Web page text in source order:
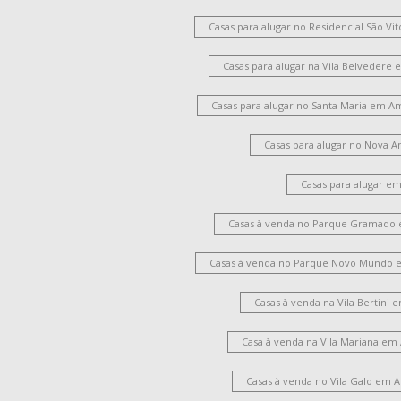
Casas para alugar no Residencial São
Casas para alugar na Vila Belvedere
Casas para alugar no Santa Maria em
Casas para alugar no Nova
Casas para alugar
Casas à venda no Parque Gramado
Casas à venda no Parque Novo Mundo
Casas à venda na Vila Bertini
Casa à venda na Vila Mariana
Casas à venda no Vila Galo em